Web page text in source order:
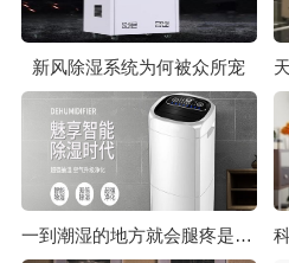
新风除湿系统为何被众所宠
一到潮湿的地方就会腿疼是什么原因？是风湿吗？